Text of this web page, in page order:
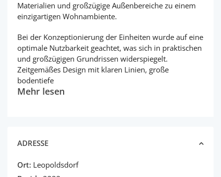
Materialien und großzügige Außenbereiche zu einem
einzigartigen Wohnambiente.
Bei der Konzeptionierung der Einheiten wurde auf eine
optimale Nutzbarkeit geachtet, was sich in praktischen
und großzügigen Grundrissen widerspiegelt.
Zeitgemäßes Design mit klaren Linien, große
bodentiefe
Mehr lesen
ADRESSE
Ort: Leopoldsdorf